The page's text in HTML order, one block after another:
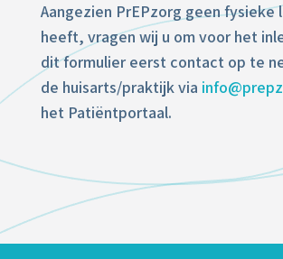
Aangezien PrEPzorg geen fysieke
heeft, vragen wij u om voor het
dit formulier eerst contact op te
de huisarts/praktijk via
het Patiëntportaal.